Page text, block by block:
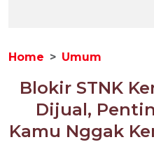
Home Umum
Blokir STNK
Dijual,
Kamu Nggak